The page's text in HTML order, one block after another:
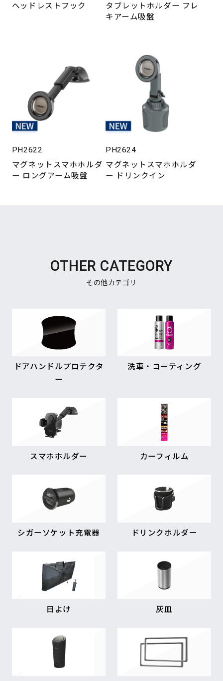
ヘッドレストフック
タブレットホルダー フレ
キアーム吸盤
PH2622
マグネットスマホホルダ
ー ロングアーム吸盤
PH2624
マグネットスマホホルダ
ー ドリンクイン
OTHER CATEGORY
その他カテゴリ
ドアハンドルプロテクタ
ー
洗車・コーティング
スマホホルダー カーフィルム
シガーソケット充電器 ドリンクホルダー
日よけ 灰皿